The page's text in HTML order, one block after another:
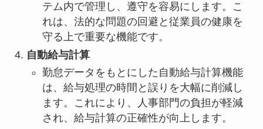
テム内で管理し、遵守を容易にします。こ
れは、法的な問題の回避と従業員の健康を
守る上で重要な機能です。
自動給与計算
勤怠データをもとにした自動給与計算機能
は、給与処理の時間と誤りを大幅に削減し
ます。これにより、人事部門の負担が軽減
され、給与計算の正確性が向上します。